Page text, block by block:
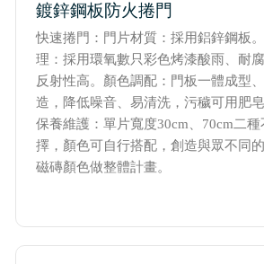
鍍鋅鋼板防火捲門
快速捲門：門片材質：採用鋁鋅鋼板
理：採用環氧數只彩色烤漆酸雨、耐
反射性高。顏色調配：門板一體成型
造，降低噪音、易清洗，污穢可用肥皂
保養維護：單片寬度30cm、70cm二
擇，顏色可自行搭配，創造與眾不同
磁磚顏色做整體計畫。